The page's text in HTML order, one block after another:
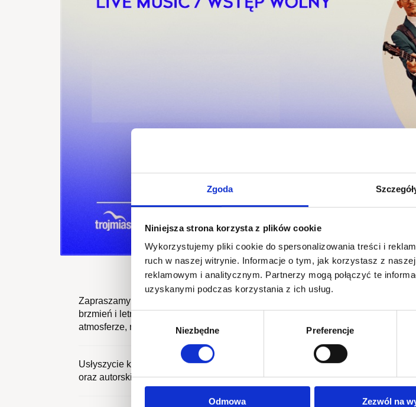
Zgoda
Niniejsza strona korzysta z plików cookie
Wykorzystujemy pliki cookie do spersonalizowania treści i
ruch w naszej witrynie. Informacje o tym, jak korzystasz z
reklamowym i analitycznym. Partnerzy mogą połączyć te
uzyskanymi podczas korzystania z ich usług.
Wybór
zgody
Niezbędne Preferencje
Odmowa Zezwól na
Zapraszamy na wyjątkowy koncert zespołu
brzmień i letniego klimatu. Jeśli marzysz o chwili nadmorskiej beztroski, dobrej
atmosferze, nie może Cię zabraknąć!
Usłyszycie klasyczne hity surf rocka z lat 60., kultowe motywy filmowe w
oraz autorskie utwory zespołu inspirowane słońcem, morzem i wolnością.